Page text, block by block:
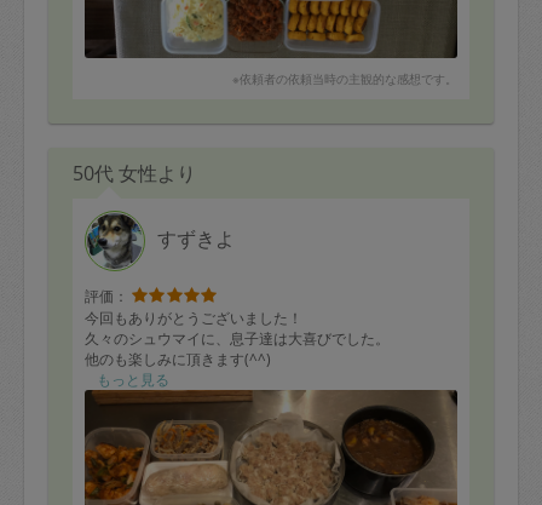
※依頼者の依頼当時の主観的な感想です。
50代 女性より
すずきよ
評価：
今回もありがとうございました！
久々のシュウマイに、息子達は大喜びでした。
他のも楽しみに頂きます(^^)
もっと見る